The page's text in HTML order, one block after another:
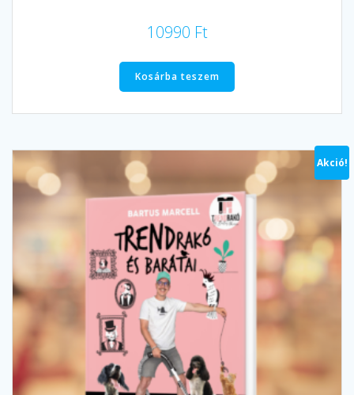
10990 Ft
Kosárba teszem
Akció!